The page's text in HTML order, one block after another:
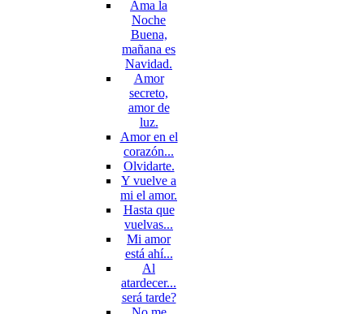
Ama la
Noche
Buena,
mañana es
Navidad.
Amor
secreto,
amor de
luz.
Amor en el
corazón...
Olvidarte.
Y vuelve a
mi el amor.
Hasta que
vuelvas...
Mi amor
está ahí...
Al
atardecer...
será tarde?